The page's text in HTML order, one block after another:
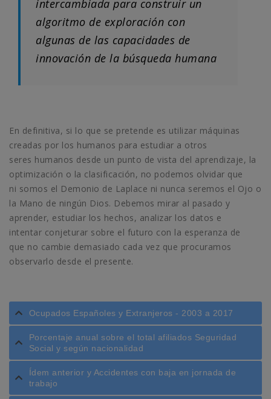
intercambiada para construir un
algoritmo de exploración con
algunas de las capacidades de
innovación de la búsqueda humana
En definitiva, si lo que se pretende es utilizar máquinas
creadas por los humanos para estudiar a otros
seres humanos desde un punto de vista del aprendizaje, la
optimización o la clasificación, no podemos olvidar que
ni somos el Demonio de Laplace ni nunca seremos el Ojo o
la Mano de ningún Dios. Debemos mirar al pasado y
aprender, estudiar los hechos, analizar los datos e
intentar conjeturar sobre el futuro con la esperanza de
que no cambie demasiado cada vez que procuramos
observarlo desde el presente.
Ocupados Españoles y Extranjeros - 2003 a 2017
Porcentaje anual sobre el total afiliados Seguridad
Social y según nacionalidad
Ídem anterior y Accidentes con baja en jornada de
trabajo